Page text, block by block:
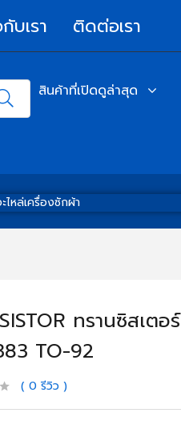
บเรา ติดต่อเรา
สินค้าที่เปิดดูล่าสุด
ไหล่เครื่องซักผ้า
ทรานซิสเตอร์
TO-92
0 รีวิว